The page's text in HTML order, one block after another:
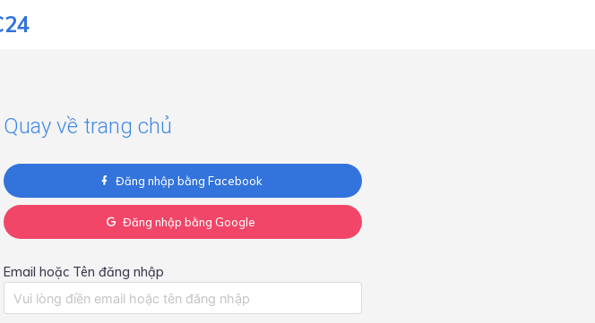
Quay về trang chủ
Đăng nhập bằng Facebook
Đăng nhập bằng Google
Email hoặc Tên đăng nhập